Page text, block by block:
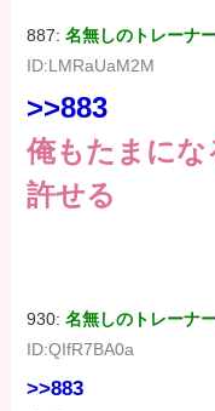
887:名無しのトレーナ
ID:LMRaUaM2M
>>883
俺もたまにな
許せる
930:名無しのトレーナ
ID:QIfR7BA0a
>>883